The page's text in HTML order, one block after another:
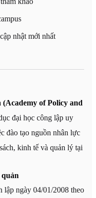
nhật mới nhất
of Policy and
đại học công lập uy
đào tạo nguồn nhân lực
kinh tế và quản lý tại
lập ngày 04/01/2008 theo